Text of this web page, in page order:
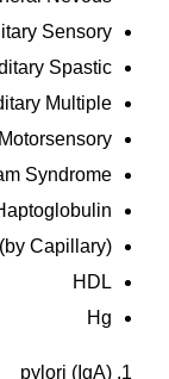
Sensory
Spastic
Multiple
Syndrome
Capillary)
HDL
Hg
pylori (IgA)